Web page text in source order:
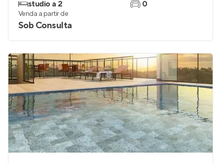
studio a 2 0
Venda a partir de
Sob Consulta